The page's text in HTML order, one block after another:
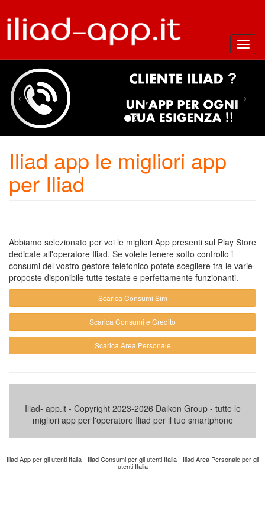
Iliad app le migliori app
per Iliad
Abbiamo selezionato per voi le migliori App presenti sul Play Store
dedicate all'operatore Iliad. Se volete tenere sotto controllo i
consumi del vostro gestore telefonico potete scegliere tra le varie
proposte disponibile tutte testate e perfettamente funzionanti.
Scarica Consumi Sim
Scarica Consumi e Credito
Scarica Area Personale
Iliad- app.it - Copyright 2023-2026 Daikon Group - tutte le
migliori app per l'operatore Iliad per il tuo smartphone
Iliad App per gli utenti Italia- Iliad Consumi per gli utenti Italia- Iliad Area Personale per gli
utenti Italia